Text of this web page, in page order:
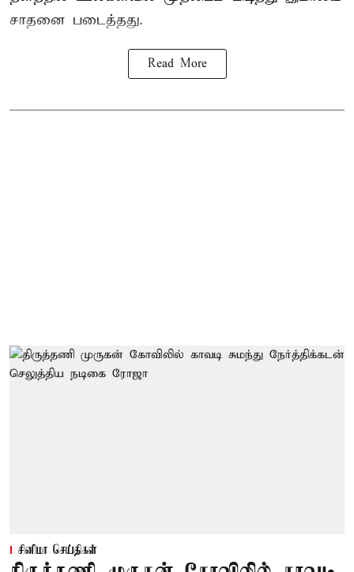
சாதனை படைத்தது.
Read More
சினிமா செய்திகள்